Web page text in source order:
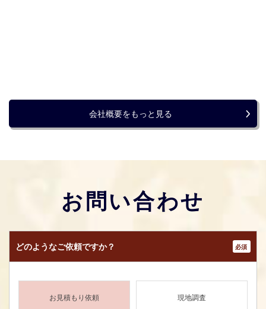
会社概要をもっと見る
お問い合わせ
どのようなご依頼ですか？ *
お見積もり依頼 現地調査